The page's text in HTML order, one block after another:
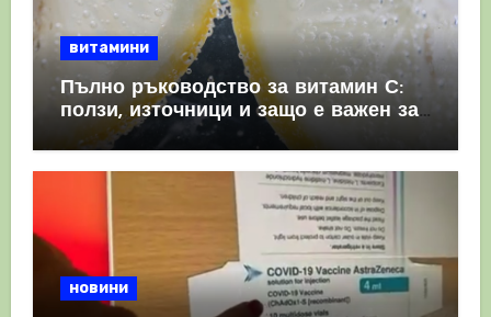
витамини
Пълно ръководство за витамин С:
ползи, източници и защо е важен за
имунната система
новини